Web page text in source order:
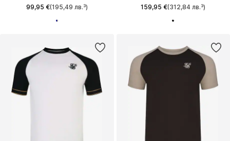
99,95 €(195,49 лв.³) 159,95 €(312,84 лв.³)